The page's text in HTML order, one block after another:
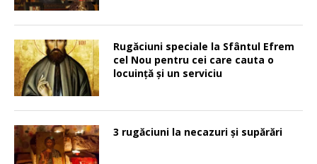
Rugăciuni speciale la Sfântul Efrem
cel Nou pentru cei care cauta o
locuinţă şi un serviciu
3 rugăciuni la necazuri și supărări